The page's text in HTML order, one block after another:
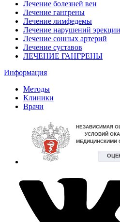
Лечение болезней вен
Лечение гангрены
Лечение лимфедемы
Лечение нарушений эрекции
Лечение сонных артерий
Лечение суставов
ЛЕЧЕНИЕ ГАНГРЕНЫ
Информация
Методы
Клиники
Врачи